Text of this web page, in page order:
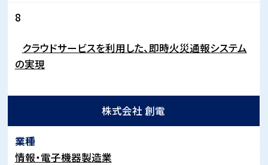
8
クラウドサービスを利用した、即時火災通報システム
の実現
株式会社 創電
情報・電子機器製造業